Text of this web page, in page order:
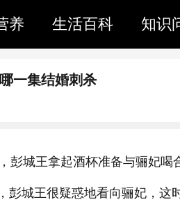
养 生活百科 知识
一集结婚刺杀
彭城王拿起酒杯准备与骊妃
彭城王很疑惑地看向骊妃，这